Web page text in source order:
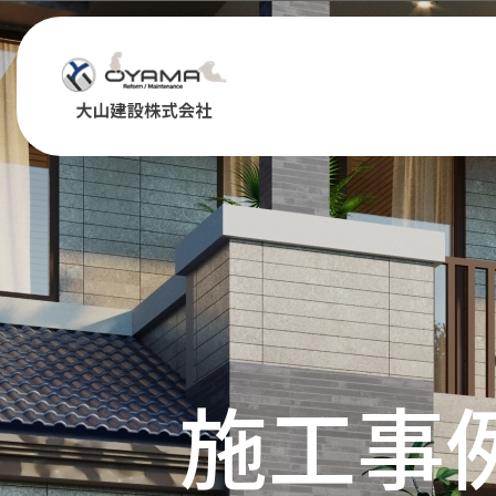
Warning: Undefined variable $class in/home/glafs/oyamakensetsu.com/
class="wp-singular case-template-default single single-case postid-1138 wp-theme-
施工事